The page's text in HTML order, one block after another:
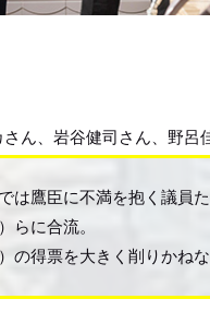
ん、岩谷健司さん、野呂
は鷹臣に不満を抱く議員
らに合流。
の得票を大きく削りかね